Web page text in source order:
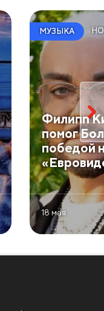
МУЗЫКА
Филипп
помог
победой
18 мая